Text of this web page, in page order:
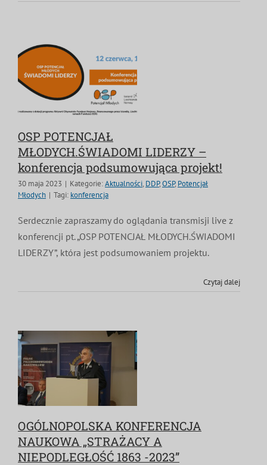
OSP POTENCJAŁ
MŁODYCH.ŚWIADOMI LIDERZY –
konferencja podsumowująca projekt!
30 maja 2023 | Kategorie:Aktualności, DDP,OSP, Potencjał
Młodych | Tagi: konferencja
Serdecznie zapraszamy do oglądania transmisji live z
konferencji pt. „OSP POTENCJAŁ MŁODYCH.ŚWIADOMI
LIDERZY”, która jest podsumowaniem projektu.
Czytaj dalej
OGÓLNOPOLSKA KONFERENCJA
NAUKOWA „STRAŻACY A
NIEPODLEGŁOŚĆ 1863 -2023”